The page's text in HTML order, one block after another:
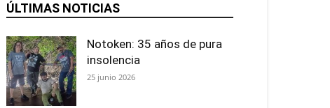
ÚLTIMAS NOTICIAS
Notoken: 35 años de pura
insolencia
25 junio 2026